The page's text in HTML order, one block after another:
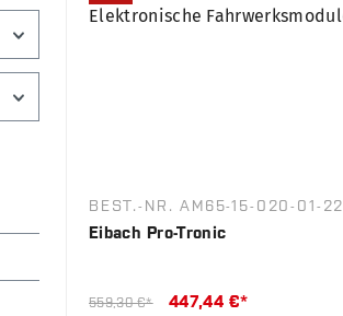
BEST.-NR. AM65-15-020-01-22
Eibach Pro-Tronic
559,30 €* 447,44 €*